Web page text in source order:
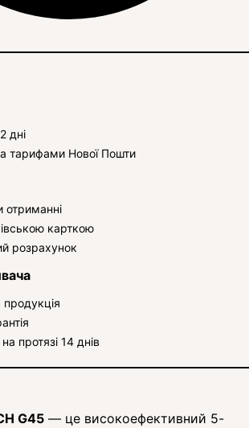
дні
тарифами Нової Пошти
отриманні
карткою
розрахунок
продукція
протязі 14 днів
G45 — це високоефективний 5-